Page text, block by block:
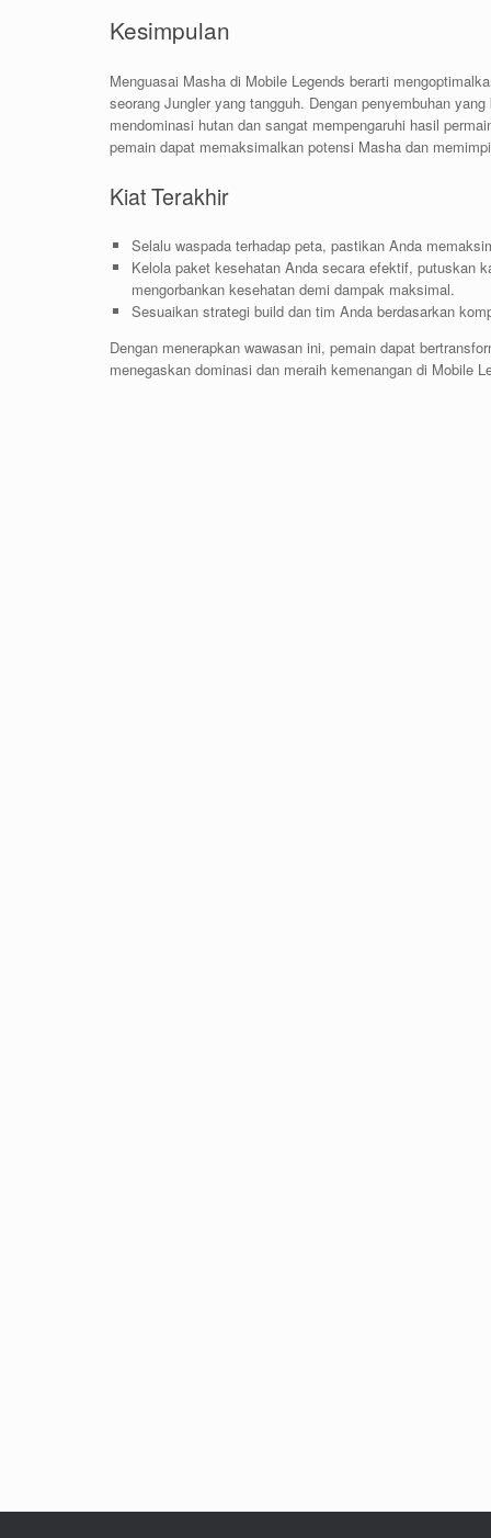
Kesimpulan
Menguasai Masha di Mobile Legends berarti
seorang Jungler yang tangguh. Dengan penyembuhan
mendominasi hutan dan sangat mempengaruhi hasil
pemain dapat memaksimalkan potensi Masha dan
Kiat Terakhir
Selalu waspada terhadap peta, pastikan Anda
Kelola paket kesehatan Anda secara efektif, putuskan
mengorbankan kesehatan demi dampak maksimal.
Sesuaikan strategi build dan tim Anda berdasarkan
Dengan menerapkan wawasan ini, pemain dapat
menegaskan dominasi dan meraih kemenangan di Mobile